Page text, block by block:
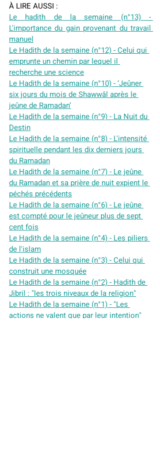
À LIRE AUSSI :
Le hadith de la semaine (n°13) -
L'importance du gain provenant du travail
manuel
Le Hadith de la semaine (n°12) - Celui qui
emprunte un chemin par lequel il
recherche une science
Le Hadith de la semaine (n°10) - ‘Jeûner
six jours du mois de Shawwâl après le
jeûne de Ramadan’
Le Hadith de la semaine (n°9) - La Nuit du
Destin
Le Hadith de la semaine (n°8) - L'intensité
spirituelle pendant les dix derniers jours
du Ramadan
Le Hadith de la semaine (n°7) - Le jeûne
du Ramadan et sa prière de nuit expient le
péchés précédents
Le Hadith de la semaine (n°6) - Le jeûne
est compté pour le jeûneur plus de sept
cent fois
Le Hadith de la semaine (n°4) - Les piliers
de l'islam
Le Hadith de la semaine (n°3) - Celui qui
construit une mosquée
Le Hadith de la semaine (n°2) - Hadith de
Jibril : "les trois niveaux de la religion"
Le Hadith de la semaine (n°1) - "Les
actions ne valent que par leur intention"